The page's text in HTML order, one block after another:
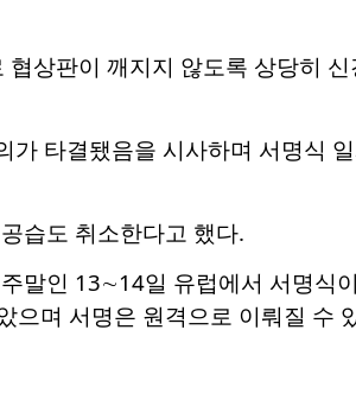
상판이 깨지지 않도록 상당히
타결됐음을 시사하며 서명식
습도 취소한다고 했다.
말인 13∼14일 유럽에서 서명식
으며 서명은 원격으로 이뤄질 수